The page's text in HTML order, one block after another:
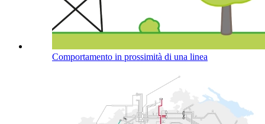
Comportamento in prossimità di una linea